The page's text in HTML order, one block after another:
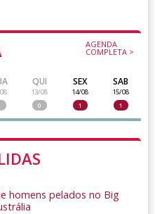
AGENDA
COMPLETA >
QUI
13/08
0
SEX
14/08
1
SAB
15/08
1
homens pelados no Big